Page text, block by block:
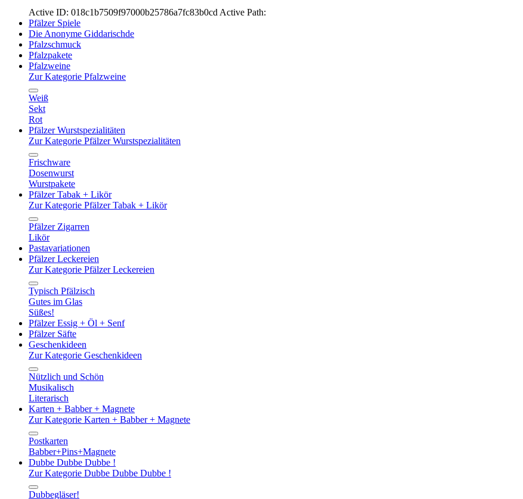
Active ID: 018c1b7509f97000b25786a7fc83b0cd Active Path:
Pfälzer Spiele
Die Anonyme Giddarischde
Pfalzschmuck
Pfalzpakete
Pfalzweine
Zur Kategorie Pfalzweine
Weiß
Sekt
Rot
Pfälzer Wurstspezialitäten
Zur Kategorie Pfälzer Wurstspezialitäten
Frischware
Dosenwurst
Wurstpakete
Pfälzer Tabak + Likör
Zur Kategorie Pfälzer Tabak + Likör
Pfälzer Zigarren
Likör
Pastavariationen
Pfälzer Leckereien
Zur Kategorie Pfälzer Leckereien
Typisch Pfälzisch
Gutes im Glas
Süßes!
Pfälzer Essig + Öl + Senf
Pfälzer Säfte
Geschenkideen
Zur Kategorie Geschenkideen
Nützlich und Schön
Musikalisch
Literarisch
Karten + Babber + Magnete
Zur Kategorie Karten + Babber + Magnete
Postkarten
Babber+Pins+Magnete
Dubbe Dubbe Dubbe !
Zur Kategorie Dubbe Dubbe Dubbe !
Dubbegläser!